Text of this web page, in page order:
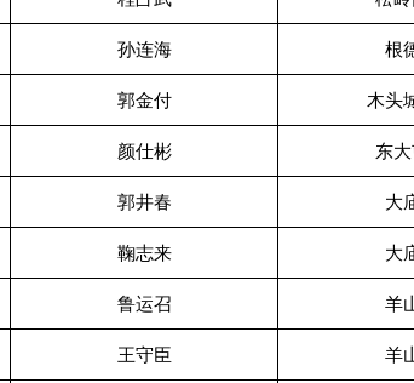
孙连海 根
郭金付 木头
颜仕彬 东
郭井春 大
鞠志来 大
鲁运召 羊
王守臣 羊